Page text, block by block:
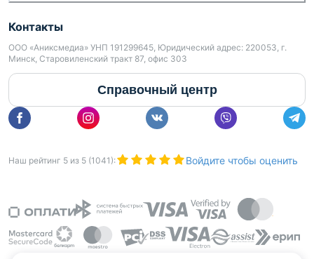
Контакты
ООО «Аниксмедиа» УНП 191299645, Юридический адрес: 220053, г.
Минск, Старовиленский тракт 87, офис 303
Справочный центр
Наш рейтинг 5 из 5 (1041 ): Войдите чтобы оценить